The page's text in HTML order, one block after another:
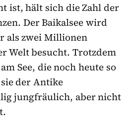
ist, hält sich die Zahl der
Der Baikalsee wird
als zwei Millionen
Welt besucht. Trotzdem
See, die noch heute so
der Antike
jungfräulich, aber nicht